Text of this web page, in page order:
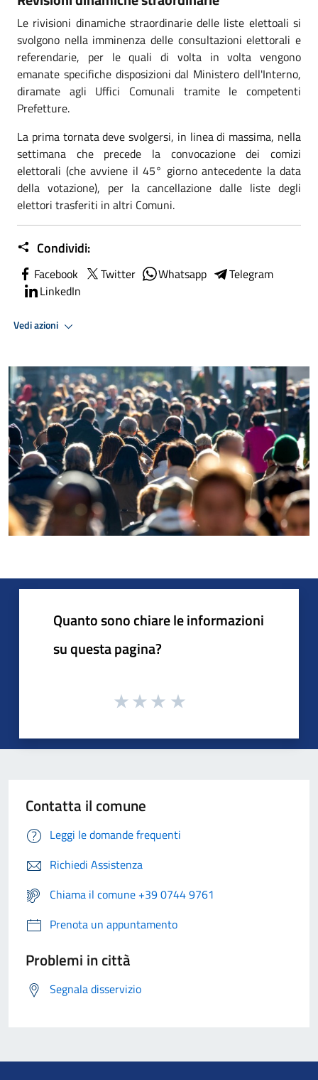
Le rivisioni dinamiche straordinarie delle liste elettoali si
svolgono nella imminenza delle consultazioni elettorali e
referendarie, per le quali di volta in volta vengono
emanate specifiche disposizioni dal Ministero dell'Interno,
diramate agli Uffici Comunali tramite le competenti
Prefetture.
La prima tornata deve svolgersi, in linea di massima, nella
settimana che precede la convocazione dei comizi
elettorali (che avviene il 45° giorno antecedente la data
della votazione), per la cancellazione dalle liste degli
elettori trasferiti in altri Comuni.
Condividi:
Facebook Twitter Whatsapp
Telegram
LinkedIn
Vedi azioni
Quanto sono chiare le informazioni
su questa pagina?
Contatta il comune
Leggi le domande frequenti
Richiedi Assistenza
Chiama il comune +39 0744 9761
Prenota un appuntamento
Problemi in città
Segnala disservizio